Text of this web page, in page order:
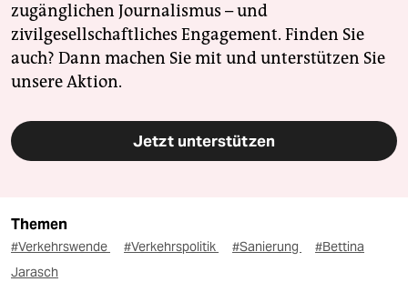
zugänglichen Journalismus – und
zivilgesellschaftliches Engagement. Finden Sie
auch? Dann machen Sie mit und unterstützen Sie
unsere Aktion.
Jetzt unterstützen
Themen
#Verkehrswende #Verkehrspolitik #Sanierung
#Bettina
Jarasch